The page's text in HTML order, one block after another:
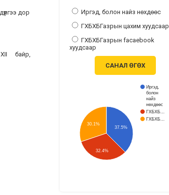
дор
байр,
Иргэд, болон найз нөхдөөс
ГХБХБГазрын цахим хуудсаар
ГХБХБГазрын facaebook
хуудсаар
САНАЛ ӨГӨХ
Иргэд,
болон
найз
нөхдөөс
ГХБХБ…
ГХБХБ…
37.5%
30.1%
32.4%